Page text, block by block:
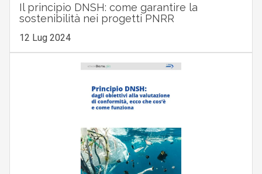
Il principio DNSH: come garantire la
sostenibilità nei progetti PNRR
12 Lug 2024